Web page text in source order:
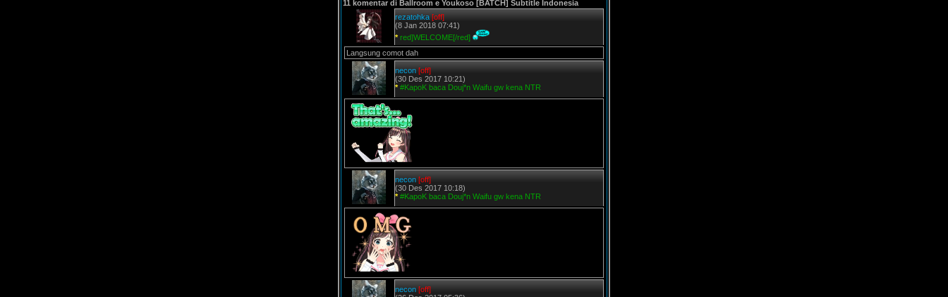
11 komentar di Ballroom e Youkoso [BATCH] Subtitle Indonesia
rezatohka [off]
(8 Jan 2018 07:41)
* red]WELCOME[/red]
Langsung comot dah
necon [off]
(30 Des 2017 10:21)
* #KapoK baca Douj*n Waifu gw kena NTR
necon [off]
(30 Des 2017 10:18)
* #KapoK baca Douj*n Waifu gw kena NTR
necon [off]